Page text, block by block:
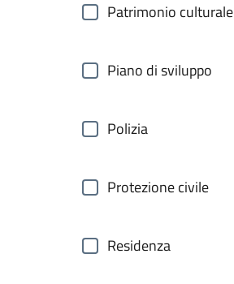
Patrimonio culturale
Piano di sviluppo
Polizia
Protezione civile
Residenza